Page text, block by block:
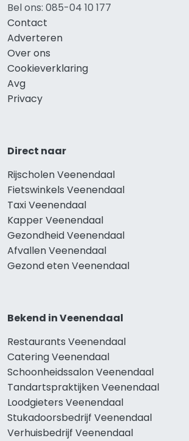
Bel ons: 085-04 10 177
Contact
Adverteren
Over ons
Cookieverklaring
Avg
Privacy
Direct naar
Rijscholen Veenendaal
Fietswinkels Veenendaal
Taxi Veenendaal
Kapper Veenendaal
Gezondheid Veenendaal
Afvallen Veenendaal
Gezond eten Veenendaal
Bekend in Veenendaal
Restaurants Veenendaal
Catering Veenendaal
Schoonheidssalon Veenendaal
Tandartspraktijken Veenendaal
Loodgieters Veenendaal
Stukadoorsbedrijf Veenendaal
Verhuisbedrijf Veenendaal